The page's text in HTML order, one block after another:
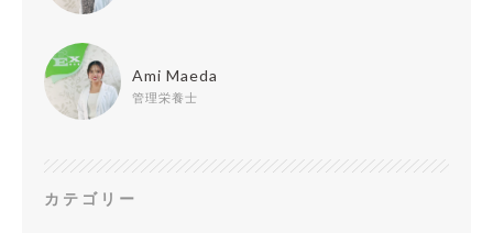
Ami Maeda
管理栄養士
カテゴリー